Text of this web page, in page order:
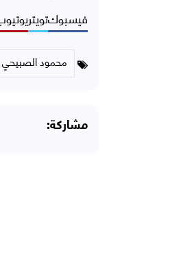
فيسبوكتويتر
محمود الصبيحي
مشاركة: